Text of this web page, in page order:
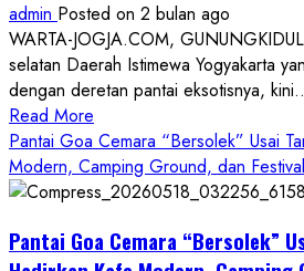
admin Posted on 2 bulan ago
WARTA-JOGJA.COM,
selatan Daerah Istimewa Yogyakarta
dengan deretan pantai eksotisnya,
Read More
more
about
ON
ROCK
Pantai Goa Cemara “Bersolek” Usai
Modern, Camping Ground, dan
Pantai Goa Cemara “Bersolek”